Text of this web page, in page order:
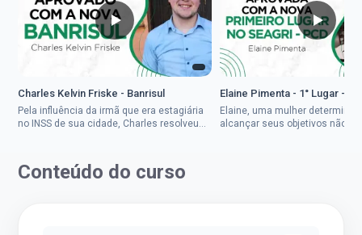
Charles Kelvin Friske - Banrisul
Pela influência da irmã que era estagiária
no INSS de sua cidade, Charles resolveu
Elaine Pimenta - 1° Lugar -
Elaine, uma mulher
alcançar seus objetivos não
Conteúdo do curso